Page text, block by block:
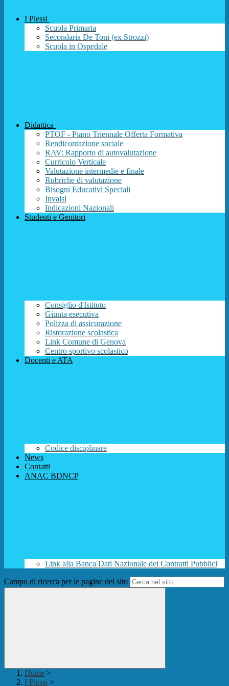
I Plessi
Scuola Primaria
Secondaria De Toni (ex Strozzi)
Scuola in Ospedale
Didattica
PTOF - Piano Triennale Offerta Formativa
Rendicontazione sociale
RAV: Rapporto di autovalutazione
Curricolo Verticale
Valutazione intermedie e finale
Rubriche di valutazione
Bisogni Educativi Speciali
Invalsi
Indicazioni Nazionali
Studenti e Genitori
Consiglio d'Istituto
Giunta esecutiva
Polizza di assicurazione
Ristorazione scolastica
Link Comune di Genova
Centro sportivo scolastico
Docenti e ATA
Codice disciplinare
News
Contatti
ANAC BDNCP
Link alla Banca Dati Nazionale dei Contratti Pubblici
Campo di ricerca per le pagine del sito
Home >
I Plessi >